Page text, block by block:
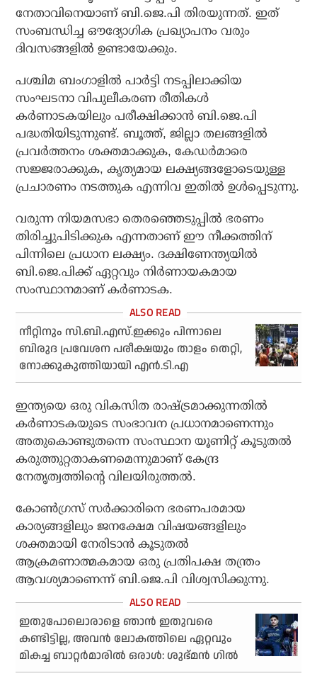
നേതാവിനെയാണ് ബി.ജെ.പി തിരയുന്നത്. ഇത്
സംബന്ധിച്ച ഔദ്യോഗിക പ്രഖ്യാപനം വരും
ദിവസങ്ങളില്‍ ഉണ്ടായേക്കും.
പശ്ചിമ ബംഗാളില്‍ പാര്‍ട്ടി നടപ്പിലാക്കിയ
സംഘടനാ വിപുലീകരണ രീതികള്‍
കര്‍ണാടകയിലും പരീക്ഷിക്കാന്‍ ബി.ജെ.പി
പദ്ധതിയിടുന്നുണ്ട്. ബൂത്ത്, ജില്ലാ തലങ്ങളില്‍
പ്രവര്‍ത്തനം ശക്തമാക്കുക, കേഡര്‍മാരെ
സജ്ജരാക്കുക, കൃത്യമായ ലക്ഷ്യങ്ങളോടെയുള്ള
പ്രചാരണം നടത്തുക എന്നിവ ഇതില്‍ ഉള്‍പ്പെടുന്നു.
വരുന്ന നിയമസഭാ തെരഞ്ഞെടുപ്പില്‍ ഭരണം
തിരിച്ചുപിടിക്കുക എന്നതാണ് ഈ നീക്കത്തിന്
പിന്നിലെ പ്രധാന ലക്ഷ്യം. ദക്ഷിണേന്ത്യയില്‍
ബി.ജെ.പിക്ക് ഏറ്റവും നിര്‍ണായകമായ
സംസ്ഥാനമാണ് കര്‍ണാടക.
നീറ്റിനും സി.ബി.എസ്.ഇക്കും പിന്നാലെ
ബിരുദ പ്രവേശന പരീക്ഷയും താളം തെറ്റി,
നോക്കുകുത്തിയായി എന്‍.ടി.എ
ഇന്ത്യയെ ഒരു വികസിത രാഷ്ട്രമാക്കുന്നതില്‍
കര്‍ണാടകയുടെ സംഭാവന പ്രധാനമാണെന്നും
അതുകൊണ്ടുതന്നെ സംസ്ഥാന യൂണിറ്റ് കൂടുതല്‍
കരുത്തുറ്റതാകണമെന്നുമാണ് കേന്ദ്ര
നേതൃത്വത്തിന്റെ വിലയിരുത്തല്‍.
കോണ്‍ഗ്രസ് സര്‍ക്കാരിനെ ഭരണപരമായ
കാര്യങ്ങളിലും ജനക്ഷേമ വിഷയങ്ങളിലും
ശക്തമായി നേരിടാന്‍ കൂടുതല്‍
ആക്രമണാത്മകമായ ഒരു പ്രതിപക്ഷ തന്ത്രം
ആവശ്യമാണെന്ന് ബി.ജെ.പി വിശ്വസിക്കുന്നു.
ഇതുപോലൊരാളെ ഞാന്‍ ഇതുവരെ
കണ്ടിട്ടില്ല, അവന്‍ ലോകത്തിലെ ഏറ്റവും
മികച്ച ബാറ്റര്‍മാരില്‍ ഒരാള്‍: ശുഭ്മന്‍ ഗില്‍